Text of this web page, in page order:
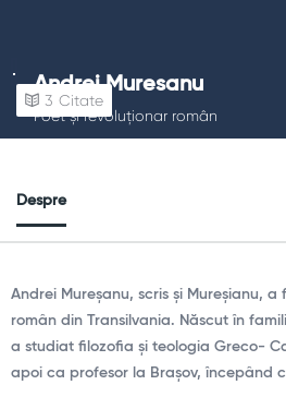
Andrei Muresanu
Poet și revoluționar român
3 Citate
Despre
Andrei Mureșanu, scris și Mureșianu,
român din Transilvania. Născut în
a studiat filozofia și teologia Greco-
apoi ca profesor la Brașov, începând